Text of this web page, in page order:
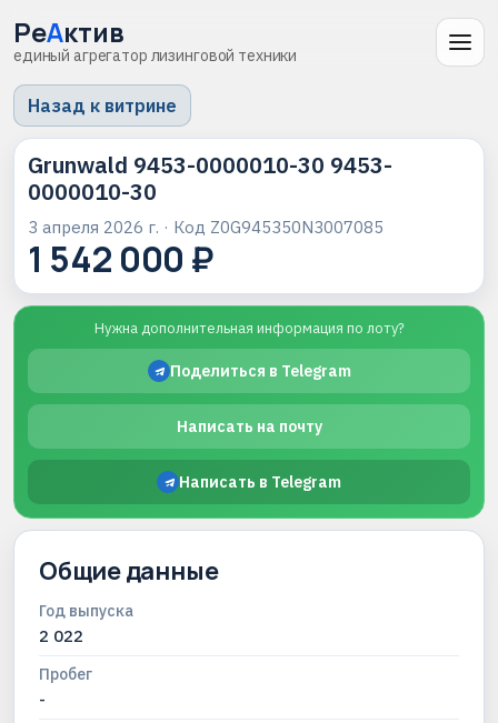
РеАктив
единый агрегатор лизинговой техники
Назад к витрине
Grunwald 9453-0000010-30 9453-
0000010-30
3 апреля 2026 г. · Код Z0G945350N3007085
1 542 000 ₽
Нужна дополнительная информация по лоту?
Поделиться в Telegram
Написать на почту
Написать в Telegram
Общие данные
Год выпуска
2 022
Пробег
-